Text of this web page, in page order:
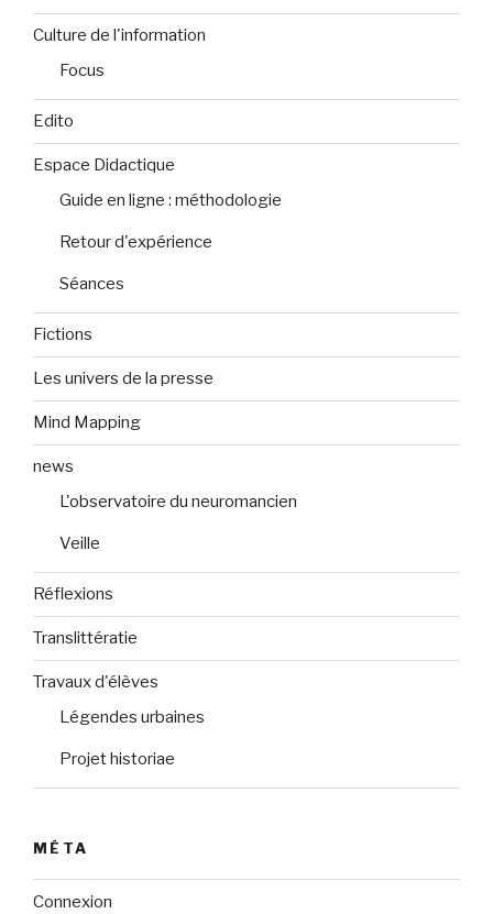
Culture de l'information
Focus
Edito
Espace Didactique
Guide en ligne : méthodologie
Retour d'expérience
Séances
Fictions
Les univers de la presse
Mind Mapping
news
L'observatoire du neuromancien
Veille
Réflexions
Translittératie
Travaux d'élèves
Légendes urbaines
Projet historiae
MÉTA
Connexion